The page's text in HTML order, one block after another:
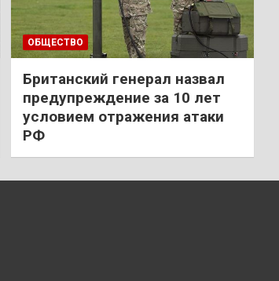
ОБЩЕСТВО
Британский генерал назвал
предупреждение за 10 лет
условием отражения атаки
РФ